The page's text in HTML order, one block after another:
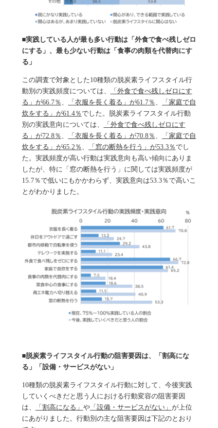
■実践している人が最も多い行動は「外食で食べ残しゼロ
にする」、最も少ない行動は「食事の肉類を代替肉にす
る」
この調査で対象とした10種類の脱炭素ライフスタイル行
動別の実践頻度については、
「外食で食べ残しゼロにす
る」が66.7％
「衣服を長く着る」が61.7％
「家庭で自
炊をする」が61.4％ でした。脱炭素ライフスタイル行動
別の実践意向については、
「外食で食べ残しゼロにす
る」が72.8％
「衣服を長く着る」が70.8％
「家庭で自
炊をする」が65.2％
「窓の断熱を行う」が53.3％ でし
た。実践頻度が高い行動は実践意向も高い傾向にありま
したが、特に「窓の断熱を行う」に関しては実践頻度が
15.7％で低いにもかかわらず、実践意向は53.3％で高いこ
とがわかりました。
■脱炭素ライフスタイル行動の阻害要因は、「割高にな
る」「設備・サービスがない」
10種類の脱炭素ライフスタイル行動に対して、今後実践
していくべきだと思う人における行動変容の阻害要因
は、
「割高になる」 や「設備・サービスがない」 が上位
にあがりました。行動別の主な阻害要因は下記のとおり